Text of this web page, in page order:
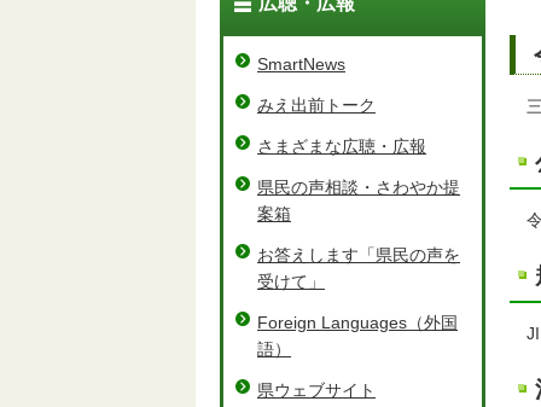
三
令
SmartNews
みえ出前トーク
さまざまな広聴・広報
県民の声相談・さわやか提
案箱
お答えします「県民の声を
受けて」
Foreign Languages（外国
語）
県ウェブサイト